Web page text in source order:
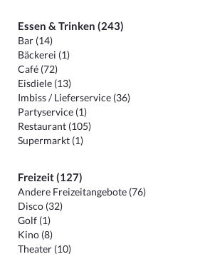
Essen & Trinken (243)
Bar (14)
Bäckerei (1)
Café (72)
Eisdiele (13)
Imbiss / Lieferservice (36)
Partyservice (1)
Restaurant (105)
Supermarkt (1)
Freizeit (127)
Andere Freizeitangebote (76)
Disco (32)
Golf (1)
Kino (8)
Theater (10)